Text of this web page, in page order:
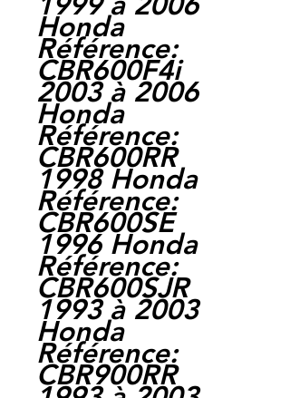
Honda
Référence:
CBR600F4i
2003 à 2006
Honda
Référence:
CBR600RR
1998 Honda
Référence:
CBR600SE
1996 Honda
Référence:
CBR600SJR
1993 à 2003
Honda
Référence:
CBR900RR